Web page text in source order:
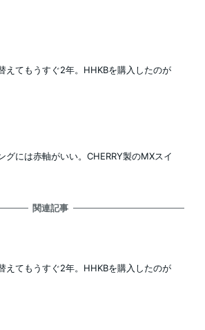
えてもうすぐ2年。HHKBを購入したのが
グには赤軸がいい。CHERRY製のMXスイ
関連記事
えてもうすぐ2年。HHKBを購入したのが